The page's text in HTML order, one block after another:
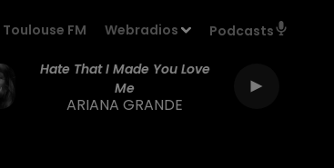
Toulouse FM Webradios Podcasts
Hate That I Made You Love
Me
ARIANA GRANDE